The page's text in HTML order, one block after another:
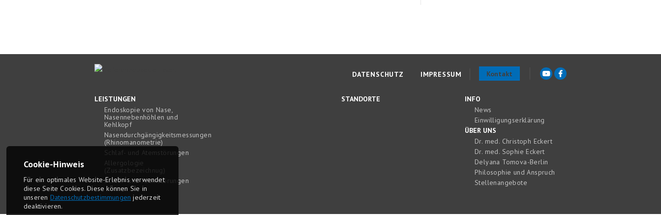
DATENSCHUTZ IMPRESSUM Kontakt
LEISTUNGEN
Endoskopie von Nase,
Nasennebenhöhlen und
Kehlkopf
Nasendurchgängigkeitsmessungen
(Rhinomanometrie)
Schlaf- und Atemstörungen
Allergologie
(Zusatzbezeichnug)
Schlaf- und Atemstörungen
STANDORTE
INFO
News
Einwilligungserklärung
ÜBER UNS
Dr. med. Christoph Eckert
Dr. med. Sophie Eckert
Delyana Tomova-Berlin
Philosophie und Anspruch
Stellenangebote
Cookie-Hinweis
Für ein optimales Website-Erlebnis ver­wendet
diese Seite Cookies. Diese können Sie in
unseren Daten­schutz­bestim­mungen jederzeit
deaktivieren.